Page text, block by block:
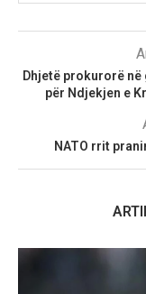
Dhjetë prokurorë
për Ndjekjen e
NATO rrit